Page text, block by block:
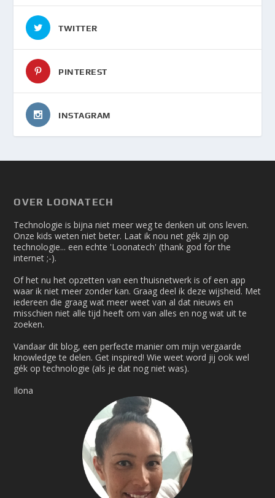
TWITTER
PINTEREST
INSTAGRAM
OVER LOONATECH
Technologie is bijna niet meer weg te denken uit ons leven.
Onze kids weten niet beter. Laat ik nou net gék zijn op
technologie... een echte 'Loonatech' (thank god for the
internet ;-).
Of het nu het opzetten van een thuisnetwerk is of een app
waar ik niet meer zonder kan. Graag deel ik deze wijsheid. Met
iedereen die graag wat meer weet van al dat nieuws en
misschien niet alle tijd heeft om van alles en nog wat uit te
zoeken.
Vandaar dit blog, een perfecte manier om mijn vergaarde
knowledge te delen. Get inspired! Wie weet word jij ook wel
gék op technologie (als je dat nog niet was).
Ilona